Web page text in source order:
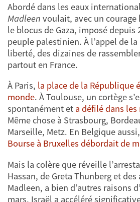
Abordé dans les eaux
Madleen voulait, avec un
le blocus de Gaza, imposé depuis
peuple palestinien. À l’appel de
liberté, des dizaines de
partout en France.
À Paris, la place de la République
monde. À Toulouse, un cortège
spontanément et a défilé dans
Même chose à Strasbourg,
Marseille, Metz. En Belgique aussi,
Bourse à Bruxelles débordait de
Mais la colère que réveille
Hassan, de Greta Thunberg et
Madleen, a bien d’autres raisons
mars, Israël a accéléré